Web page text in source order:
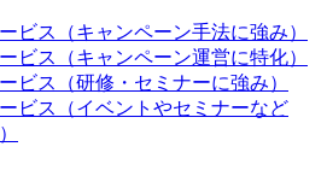
ビス（キャンペーン手法に強み）
ビス（キャンペーン運営に特化）
ビス（研修・セミナーに強み）
ビス（イベントやセミナーなど